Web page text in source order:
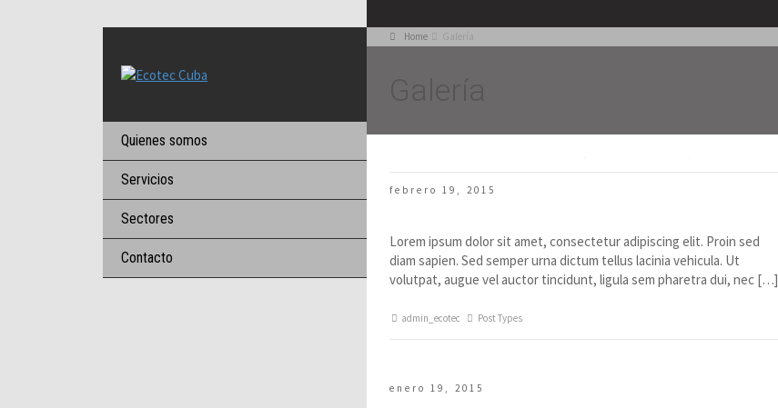
Quienes somos
Servicios
Sectores
Contacto
Home Galería
febrero 19, 2015
Lorem ipsum dolor sit amet, consectetur adipiscing elit. Proin sed
diam sapien. Sed semper urna dictum tellus lacinia vehicula. Ut
volutpat, augue vel auctor tincidunt, ligula sem pharetra dui, nec […]
admin_ecotec Post Types
enero 19, 2015